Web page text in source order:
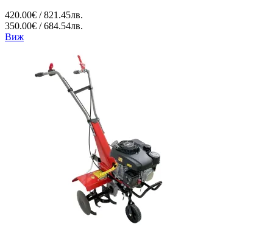
420.00€ / 821.45лв.
350.00€ / 684.54лв.
Виж